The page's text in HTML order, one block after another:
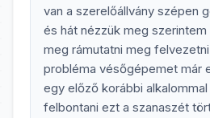
van a szerelőállvány szépen
és hát nézzük meg
meg rámutatni meg
probléma vésőgépemet már
egy előző korábbi
felbontani ezt a szanaszét